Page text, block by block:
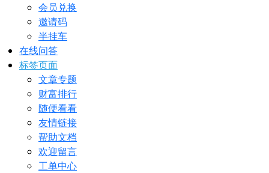
会员兑换
邀请码
半挂车
在线问答
标签页面
文章专题
财富排行
随便看看
友情链接
帮助文档
欢迎留言
工单中心